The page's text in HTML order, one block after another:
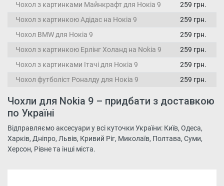
Чохол з картинками Майнкрафт для Нокіа 9
259 грн.
Чохол з картинкою Адідас на Нокіа 9
259 грн.
Чохол BMW для Нокіа 9
259 грн.
Чохол з картинкою Ерлінг Холанд на Nokia 9
259 грн.
Чохол з картинками Ітачі для Нокіа 9
259 грн.
Чохол футболіст Роналду для Нокіа 9
259 грн.
Чохли для Nokia 9 – придбати з доставкою
по Україні
Відправляємо аксесуари у всі куточки України: Київ, Одеса,
Харків, Дніпро, Львів, Кривий Ріг, Миколаїв, Полтава, Суми,
Херсон, Рівне та інші міста.